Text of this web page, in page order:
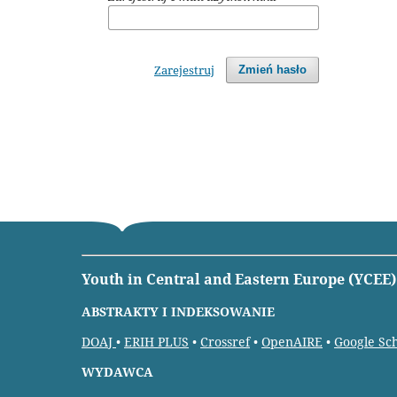
Zmień hasło
Zarejestruj
Youth in Central and Eastern Europe (YCEE)
ABSTRAKTY I INDEKSOWANIE
DOAJ • ERIH PLUS • Crossref• OpenAIRE • Google
WYDAWCA